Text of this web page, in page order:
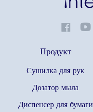
Продукт
Сушилка для рук
Дозатор мыла
Диспенсер для бумаги